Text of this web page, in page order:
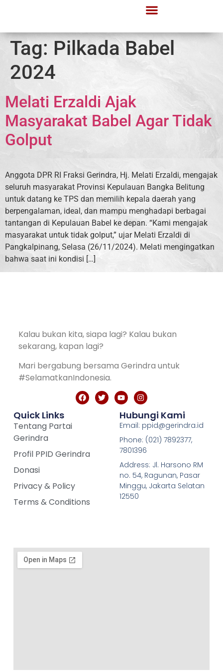
Tag: Pilkada Babel
2024
Melati Erzaldi Ajak
Masyarakat Babel Agar Tidak
Golput
Anggota DPR RI Fraksi Gerindra, Hj. Melati Erzaldi, mengajak
seluruh masyarakat Provinsi Kepulauan Bangka Belitung
untuk datang ke TPS dan memilih kepala daerah yang
berpengalaman, ideal, dan mampu menghadapi berbagai
tantangan di Kepulauan Babel ke depan. “Kami mengajak
masyarakat untuk tidak golput,” ujar Melati Erzaldi di
Pangkalpinang, Selasa (26/11/2024). Melati mengingatkan
bahwa saat ini kondisi […]
Kalau bukan kita, siapa lagi? Kalau bukan
sekarang, kapan lagi?
Mari bergabung bersama Gerindra untuk
#SelamatkanIndonesia.
Quick Links
Tentang Partai
Gerindra
Profil PPID Gerindra
Donasi
Privacy & Policy
Terms & Conditions
Hubungi Kami
Email: ppid@gerindra.id
Phone: (021) 7892377,
7801396
Address: Jl. Harsono RM
no. 54, Ragunan, Pasar
Minggu, Jakarta Selatan
12550